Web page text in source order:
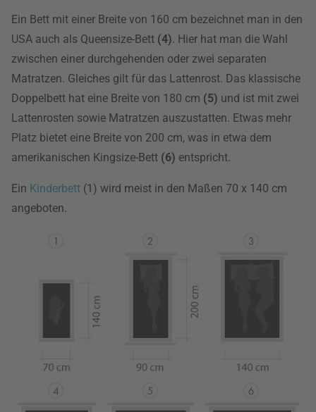
Ein Bett mit einer Breite von 160 cm bezeichnet man in den
USA auch als Queensize-Bett (4). Hier hat man die Wahl
zwischen einer durchgehenden oder zwei separaten
Matratzen. Gleiches gilt für das Lattenrost. Das klassische
Doppelbett hat eine Breite von 180 cm (5) und ist mit zwei
Lattenrosten sowie Matratzen auszustatten. Etwas mehr
Platz bietet eine Breite von 200 cm, was in etwa dem
amerikanischen Kingsize-Bett (6) entspricht.
Ein Kinderbett (1) wird meist in den Maßen 70 x 140 cm
angeboten.